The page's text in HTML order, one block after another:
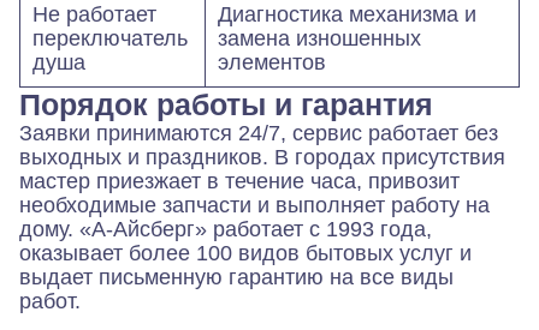
Не работает
переключатель
душа
Диагностика механизма и
замена изношенных
элементов
Порядок работы и гарантия
Заявки принимаются 24/7, сервис работает без
выходных и праздников. В городах присутствия
мастер приезжает в течение часа, привозит
необходимые запчасти и выполняет работу на
дому. «А-Айсберг» работает с 1993 года,
оказывает более 100 видов бытовых услуг и
выдает письменную гарантию на все виды
работ.